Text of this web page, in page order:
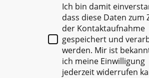
Ich bin damit
dass diese Daten zum
der Kontaktaufnahme
gespeichert und
werden. Mir ist
ich meine Einwilligung
jederzeit widerrufen